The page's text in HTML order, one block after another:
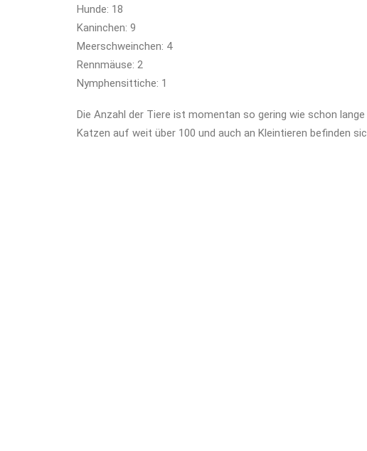
Hunde: 18
Kaninchen: 9
Meerschweinchen: 4
Rennmäuse: 2
Nymphensittiche: 1
Die Anzahl der Tiere ist momentan so gering wie schon
Katzen auf weit über 100 und auch an Kleintieren befinden